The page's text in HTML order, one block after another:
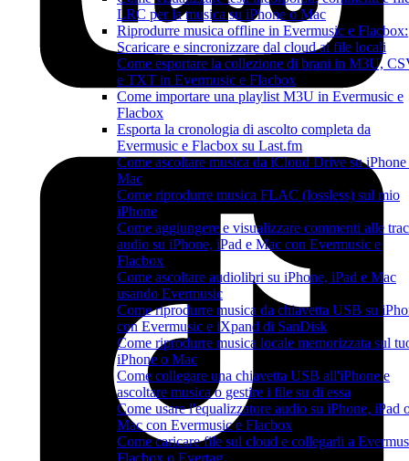
LRC per la musica su iPhone o Mac
Riprodurre musica offline in Evermusic e Flacbox:
Scaricare e sincronizzare dal cloud ai file locali
Come esportare la collezione di brani in M3U,
e TXT in Evermusic e Flacbox
Come importare una playlist M3U in Evermusic e
Flacbox
Esporta la cronologia di ascolto completa da
Evermusic e Flacbox su Last.fm
Come ascoltare musica da iCloud Drive su iPhone
Mac
Come riprodurre musica FLAC (lossless) sul mio
iPhone
Come aggiungere e visualizzare commenti alle
audio su iPhone, iPad e Mac con Evermusic e
Flacbox
Come ascoltare audiolibri su iPhone, iPad e Mac
usando Evermusic
Come riprodurre musica da chiavetta USB su
con Evermusic e iXpand di SanDisk
Come riprodurre musica locale memorizzata sul
iPhone o Mac
Come collegare una chiavetta USB all'iPhone e
ascoltare musica o gestire i file su di essa
Come usare l'equalizzatore audio su iPhone, iPad
Mac con Evermusic e Flacbox
Come caricare file sul cloud e collegarli a
Flacbox o Evertag